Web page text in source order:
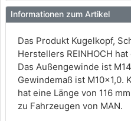
Informationen zum Artikel
Das Produkt Kugelkopf,
Herstellers REINHOCH
Das Außengewinde ist
Gewindemaß ist M10x1,0.
hat eine Länge von 116
zu Fahrzeugen von MAN.